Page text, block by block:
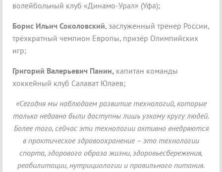
волейбольный клуб «Динамо-Урал» (Уфа);
Борис Ильич Соколовский, заслуженный тренер России,
трёхкратный чемпион Европы, призёр Олимпийских
игр;
Григорий Валерьевич Панин, капитан команды
хоккейный клуб Салават Юлаев;
«Сегодня мы наблюдаем развитие технологий, которые
только недавно были доступны лишь узкому кругу людей.
Более того, сейчас эти технологии активно внедряются
в практическое здравоохранение – это технологии
спорта, здорового образа жизни, здоровьесбережения,
реабилитации, нутрициологии и правильного питания.